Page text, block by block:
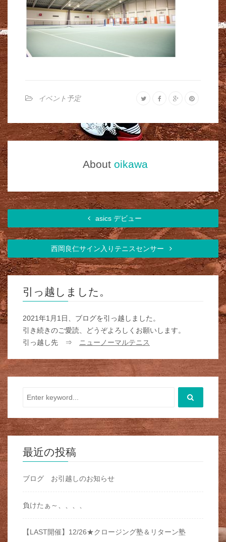
イベント予定
About oikawa
asics デビュー
西岡良仁サイン入りテニスセンサー
引っ越しました。
2021年1月1日、ブログを引っ越しました。
引き続きのご愛読、どうぞよろしくお願いします。
引っ越し先 ⇒
ニューノーマルテニス
最近の投稿
ブログ お引越しのお知らせ
負けたぁ～、、、、
【LAST開催】12/26★クロージング塾＆リターン塾